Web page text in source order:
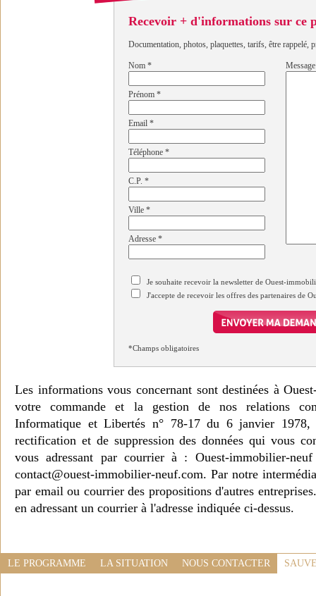
Recevoir + d'informations sur ce
Documentation, photos, plaquettes, tarifs, être rappelé,
Nom *
Prénom *
Email *
Téléphone *
C.P. *
Ville *
Adresse *
Message
Je souhaite recevoir la newsletter de Ouest-
J'accepte de recevoir les offres des partenaires de
*Champs obligatoires
Les informations vous concernant sont destinées à
votre commande et la gestion de nos relations
Informatique et Libertés n° 78-17 du 6 janvier 1978,
rectification et de suppression des données qui vous
vous adressant par courrier à : Ouest-immobilier-
contact@ouest-immobilier-neuf.com. Par notre
par email ou courrier des propositions d'autres
en adressant un courrier à l'adresse indiquée ci-dessus.
LE PROGRAMME LA SITUATION NOUS CONTACTER